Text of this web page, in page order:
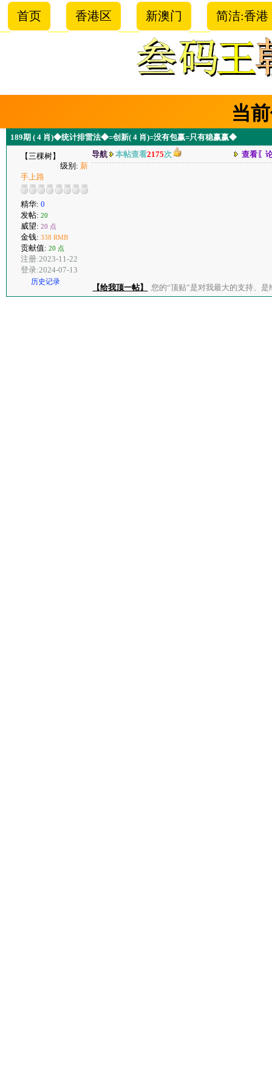
首页 香港区 新澳门 简洁:香港
当
189期 ( 4 肖)◆统计排雷法◆=创新( 4 肖)=没有包赢=只有稳赢赢◆
【三棵树】
级别: 新
手上路
精华: 0
发帖: 20
威望: 20 点
金钱: 338 RMB
贡献值: 20 点
注册:2023-11-22
登录:2024-07-13
历史记录
导航 本帖查看2175次 查看〖
【给我顶一帖】 您的“顶贴”是对我最大的支持、